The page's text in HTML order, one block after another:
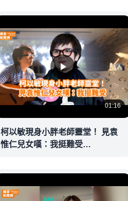
01:16
柯以敏現身小胖老師靈堂！ 見袁
惟仁兒女嘆：我挺難受